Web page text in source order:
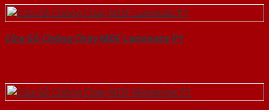
Cửa Gỗ Chống Cháy MDF Laminate P1